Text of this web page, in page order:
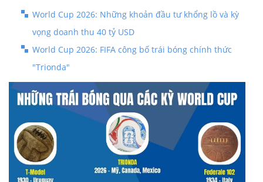
World Cup 2026: Những khoản đầu tư khổng lồ và kỳ
vọng doanh thu 40 tỷ USD
World Cup 2026: FIFA công bố trái bóng chính thức
"Trionda"